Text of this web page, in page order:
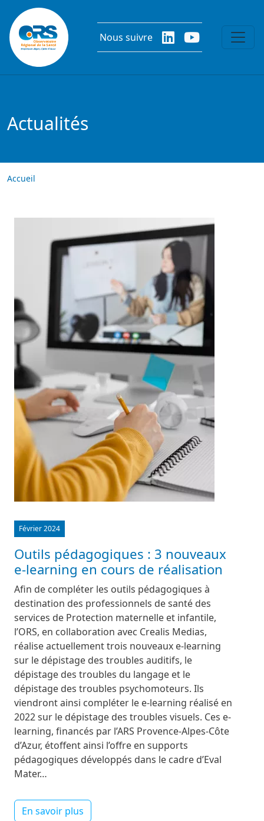
Aller au contenu principal
Nous suivre
Actualités
Accueil
Février 2024
Outils pédagogiques : 3 nouveaux
e-learning en cours de réalisation
Afin de compléter les outils pédagogiques à
destination des professionnels de santé des
services de Protection maternelle et infantile,
l’ORS, en collaboration avec Crealis Medias,
réalise actuellement trois nouveaux e-learning
sur le dépistage des troubles auditifs, le
dépistage des troubles du langage et le
dépistage des troubles psychomoteurs. Ils
viendront ainsi compléter le e-learning réalisé en
2022 sur le dépistage des troubles visuels. Ces e-
learning, financés par l’ARS Provence-Alpes-Côte
d’Azur, étoffent ainsi l’offre en supports
pédagogiques développés dans le cadre d’Eval
Mater…
En savoir plus